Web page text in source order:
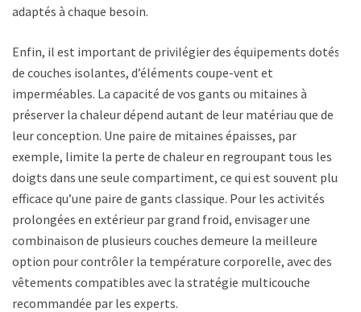
adaptés à chaque besoin.
Enfin, il est important de privilégier des équipements dotés
de couches isolantes, d’éléments coupe-vent et
imperméables. La capacité de vos gants ou mitaines à
préserver la chaleur dépend autant de leur matériau que de
leur conception. Une paire de mitaines épaisses, par
exemple, limite la perte de chaleur en regroupant tous les
doigts dans une seule compartiment, ce qui est souvent plus
efficace qu’une paire de gants classique. Pour les activités
prolongées en extérieur par grand froid, envisager une
combinaison de plusieurs couches demeure la meilleure
option pour contrôler la température corporelle, avec des
vêtements compatibles avec la stratégie multicouche
recommandée par les experts.